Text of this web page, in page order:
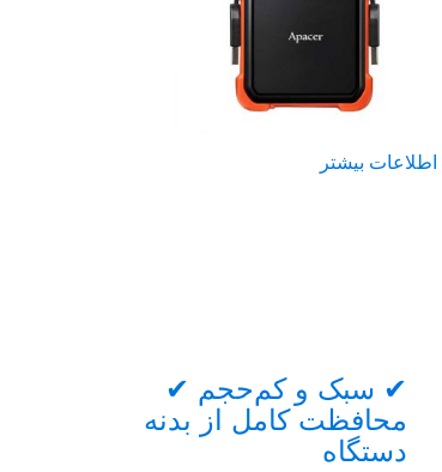
اطلاعات بیشتر
✔ سبک و کم‌حجم ✔
محافظت کامل از بدنه
دستگاه